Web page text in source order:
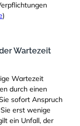
)
Wartezeit
Wartezeit
durch einen
sofort Anspruch
erst wenige
ein Unfall, der